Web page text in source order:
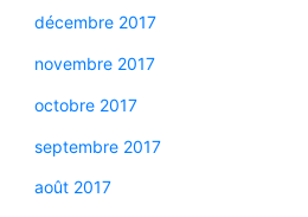
décembre 2017
novembre 2017
octobre 2017
septembre 2017
août 2017